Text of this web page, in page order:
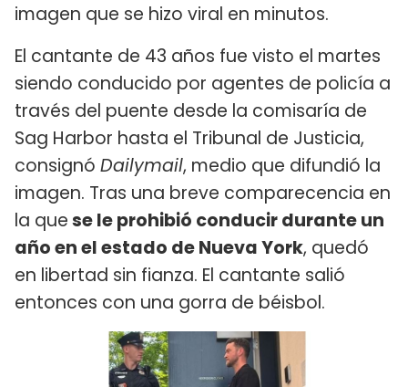
imagen que se hizo viral en minutos.
El cantante de 43 años fue visto el martes
siendo conducido por agentes de policía a
través del puente desde la comisaría de
Sag Harbor hasta el Tribunal de Justicia,
consignó Dailymail, medio que difundió la
imagen. Tras una breve comparecencia en
la quese le prohibió conducir durante un
año en el estado de Nueva York, quedó
en libertad sin fianza. El cantante salió
entonces con una gorra de béisbol.